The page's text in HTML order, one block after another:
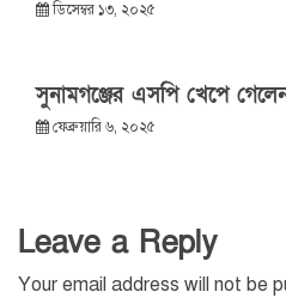
ডিসেম্বর ১৩, ২০২৫
সুনামগঞ্জের এসপি খেপে
ফেব্রুয়ারি ৬, ২০২৫
Leave a Reply
Your email address will not be